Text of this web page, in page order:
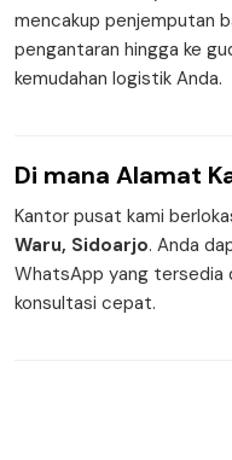
mencakup penjemputan
pengantaran hingga ke
kemudahan logistik Anda.
Di mana Alamat
Kantor pusat kami
Waru, Sidoarjo. Anda
WhatsApp yang tersedia
konsultasi cepat.